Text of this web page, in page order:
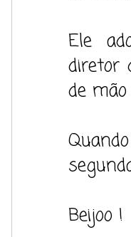
Ele
diretor
de mão
Beijoo !